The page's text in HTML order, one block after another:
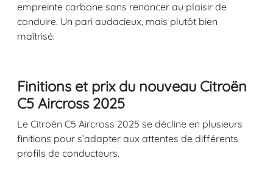
empreinte carbone sans renoncer au plaisir de
conduire. Un pari audacieux, mais plutôt bien
maîtrisé.
Finitions et prix du nouveau Citroën
C5 Aircross 2025
Le Citroën C5 Aircross 2025 se décline en plusieurs
finitions pour s’adapter aux attentes de différents
profils de conducteurs.